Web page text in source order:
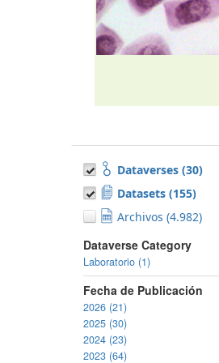
Dataverses (30)
Datasets (155)
Archivos (4.982)
Dataverse Category
Laboratorio (1)
Fecha de Publicación
2026 (21)
2025 (30)
2024 (23)
2023 (64)